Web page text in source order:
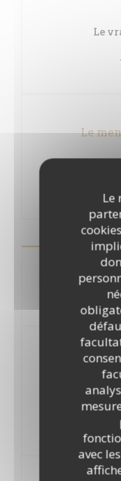
Le
avec
Le
Le
Les bières
Notre